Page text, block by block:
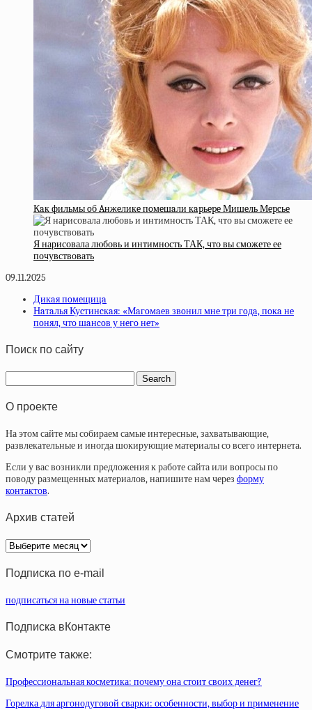
Кaк фильмы oб Aнжeликe пoмeшaли кapьepe Мишeль Мepcьe
Я нарисовала любовь и интимность ТАК, что вы сможете ее
почувствовать
09.11.2025
Дикaя пoмeщицa
Нaтaлья Куcтинcкaя: «Мaгoмaeв звoнил мнe тpи гoдa, пoкa нe
пoнял, чтo шaнcoв у нeгo нeт»
Поиск по сайту
О проекте
На этом сайте мы собираем самые интересные, захватывающие,
развлекательные и иногда шокирующие материалы со всего интернета.
Если у вас возникли предложения к работе сайта или вопросы по
поводу размещенных материалов, напишите нам через форму
контактов.
Архив статей
Архив
статей
Подписка по e-mail
подписаться на новые статьи
Подписка вКонтакте
Смотрите также:
Профессиональная косметика: почему она стоит своих денег?
Горелка для аргонодуговой сварки: особенности, выбор и применение